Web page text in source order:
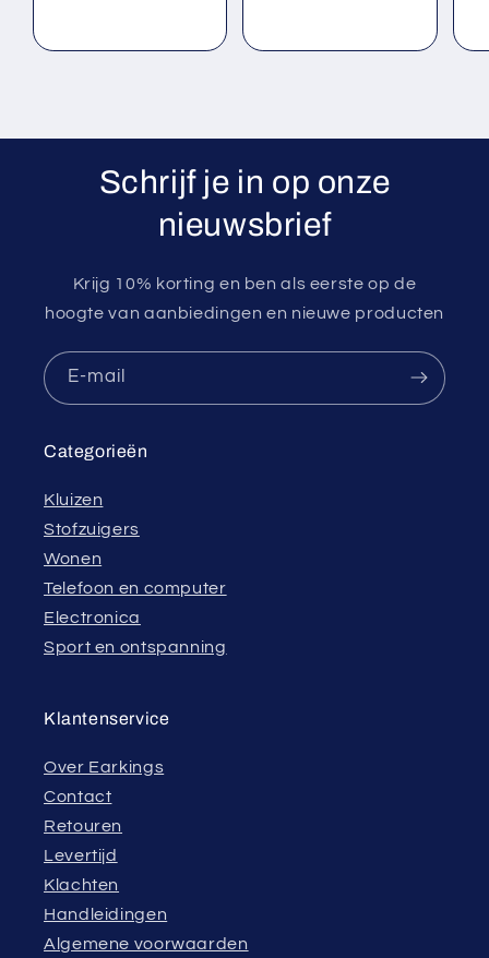
Schrijf je in op onze
nieuwsbrief
Krijg 10% korting en ben als eerste op de
hoogte van aanbiedingen en nieuwe producten
E‑mail
Categorieën
Kluizen
Stofzuigers
Wonen
Telefoon en computer
Electronica
Sport en ontspanning
Klantenservice
Over Earkings
Contact
Retouren
Levertijd
Klachten
Handleidingen
Algemene voorwaarden